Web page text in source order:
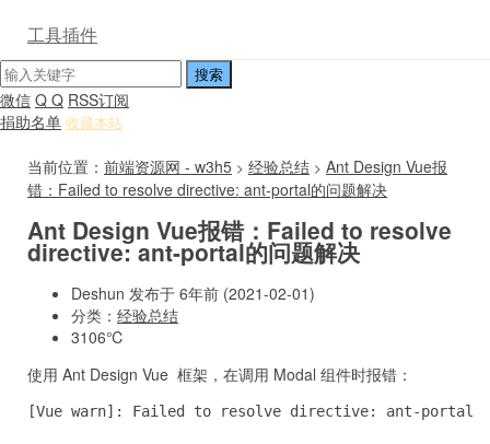
工具插件
微信 Q Q RSS订阅
捐助名单 收藏本站
当前位置： 前端资源网 - w3h5 > 经验总结 > Ant Design Vue报
错：Failed to resolve directive: ant-portal的问题解决
Ant Design Vue报错：Failed to resolve
directive: ant-portal的问题解决
Deshun 发布于 6年前 (2021-02-01)
分类： 经验总结
3106℃
使用 Ant Design Vue 框架，在调用 Modal 组件时报错：
[Vue warn]: Failed to resolve directive: ant-portal